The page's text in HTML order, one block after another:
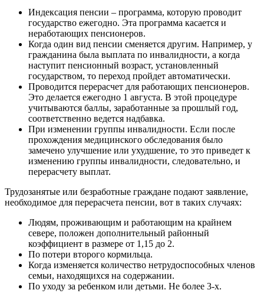
Индексация пенсии – программа, которую проводит
государство ежегодно. Эта программа касается и
неработающих пенсионеров.
Когда один вид пенсии сменяется другим. Например, у
гражданина была выплата по инвалидности, а когда
наступит пенсионный возраст, установленный
государством, то переход пройдет автоматически.
Проводится перерасчет для работающих пенсионеров.
Это делается ежегодно 1 августа. В этой процедуре
учитываются баллы, заработанные за прошлый год,
соответственно ведется надбавка.
При изменении группы инвалидности. Если после
прохождения медицинского обследования было
замечено улучшение или ухудшение, то это приведет к
изменению группы инвалидности, следовательно, и
перерасчету выплат.
Трудозанятые или безработные граждане подают заявление,
необходимое для перерасчета пенсии, вот в таких случаях:
Людям, проживающим и работающим на крайнем
севере, положен дополнительный районный
коэффициент в размере от 1,15 до 2.
По потери второго кормильца.
Когда изменяется количество нетрудоспособных членов
семьи, находящихся на содержании.
По уходу за ребенком или детьми. Не более 3-х.